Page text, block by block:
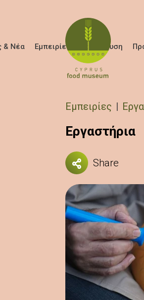
& Νέα Εμπειρίες Εκπαίδευση
Breadcrumb
Εμπειρίες
Εργαστήρια
Share